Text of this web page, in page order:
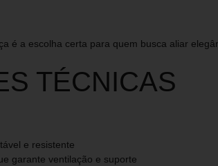
é a escolha certa para quem busca aliar
TÉCNICAS
e resistente
garante ventilação e suporte